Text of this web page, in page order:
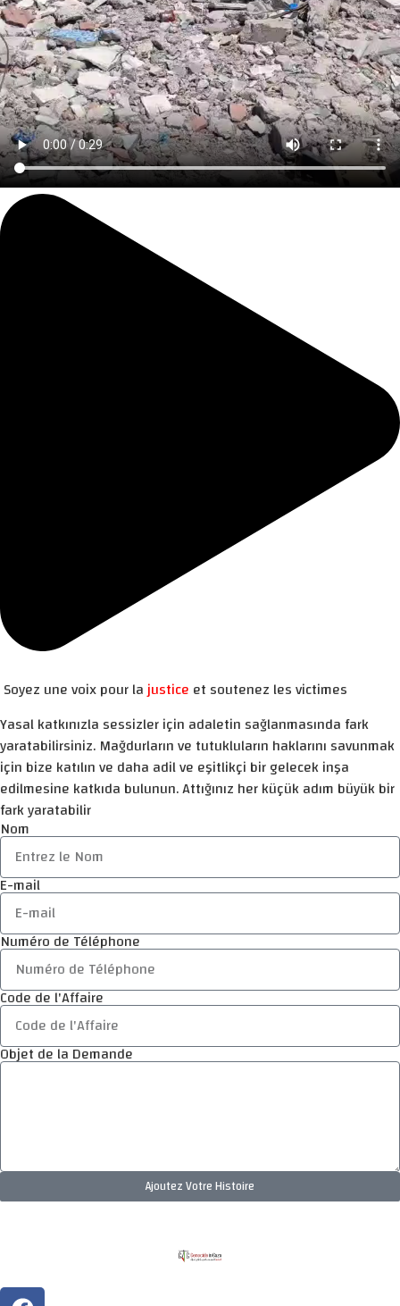
Soyez une voix pour lajustice et soutenez les victimes
Yasal katkınızla sessizler için adaletin sağlanmasında fark
yaratabilirsiniz. Mağdurların ve tutukluların haklarını savunmak
için bize katılın ve daha adil ve eşitlikçi bir gelecek inşa
edilmesine katkıda bulunun. Attığınız her küçük adım büyük bir
fark yaratabilir
Nom
E-mail
Numéro de Téléphone
Code de l'Affaire
Objet de la Demande
Ajoutez Votre Histoire